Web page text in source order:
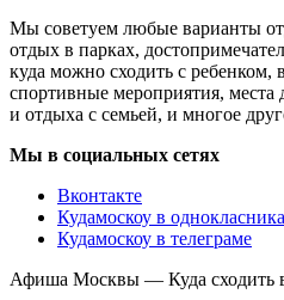
Мы советуем любые варианты
отдых в парках,
куда можно сходить с ребенком,
спортивные мероприятия, места
и отдыха с семьей, и многое
Мы в социальных сетях
Вконтакте
Кудамоскоу в
Кудамоскоу в телеграме
Афиша Москвы — Куда сходить